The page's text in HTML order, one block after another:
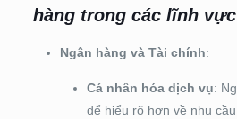
hàng trong các lĩnh vực
Ngân hàng và Tài chính:
Cá nhân hóa dịch vụ:
để hiểu rõ hơn về nhu